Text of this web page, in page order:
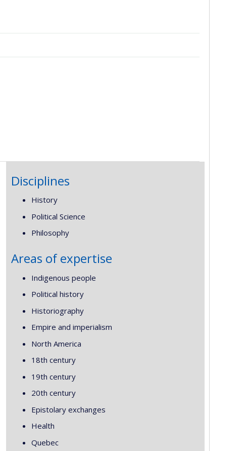
Disciplines
History
Political Science
Philosophy
Areas of expertise
Indigenous people
Political history
Historiography
Empire and imperialism
North America
18th century
19th century
20th century
Epistolary exchanges
Health
Quebec